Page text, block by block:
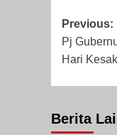
Post
Previous:
Pj
Hari
Berita